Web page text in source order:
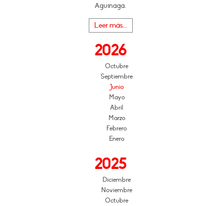
Aguinaga.
Leer más...
2026
Octubre
Septiembre
Junio
Mayo
Abril
Marzo
Febrero
Enero
2025
Diciembre
Noviembre
Octubre